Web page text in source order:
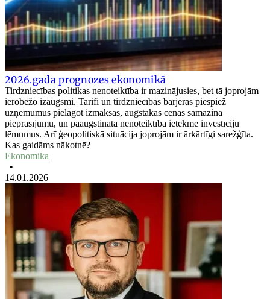
2026.gada prognozes ekonomikā
Tirdzniecības politikas nenoteiktība ir mazinājusies, bet tā joprojām
ierobežo izaugsmi. Tarifi un tirdzniecības barjeras piespiež
uzņēmumus pielāgot izmaksas, augstākas cenas samazina
pieprasījumu, un paaugstinātā nenoteiktība ietekmē investīciju
lēmumus. Arī ģeopolitiskā situācija joprojām ir ārkārtīgi sarežģīta.
Kas gaidāms nākotnē?
Ekonomika
•
14.01.2026